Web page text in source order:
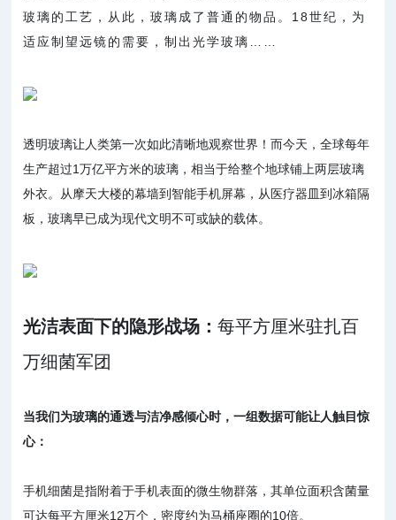
玻璃的工艺，从此，玻璃成了普通的物品。18世纪，为
适应制望远镜的需要，制出光学玻璃……
透明玻璃让人类第一次如此清晰地观察世界！而今天，全球每年
生产超过1万亿平方米的玻璃，相当于给整个地球铺上两层玻璃
外衣。从摩天大楼的幕墙到智能手机屏幕，从医疗器皿到冰箱隔
板，玻璃早已成为现代文明不可或缺的载体。
光洁表面下的隐形战场：每平方厘米驻扎百
万细菌军团
当我们为玻璃的通透与洁净感倾心时，一组数据可能让人触目惊
心：
手机细菌是指附着于手机表面的微生物群落，其单位面积含菌量
可达每平方厘米12万个，密度约为马桶座圈的10倍。